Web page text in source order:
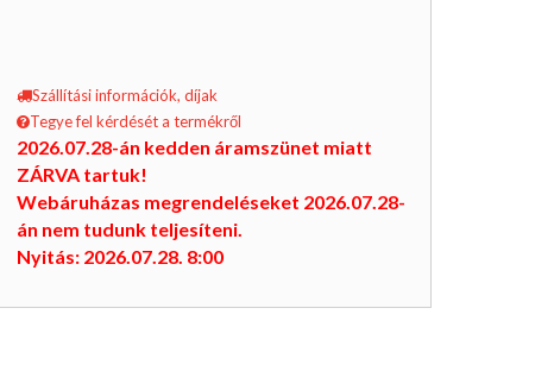
Szállítási információk, díjak
Tegye fel kérdését a termékről
2026.07.28-án kedden áramszünet miatt
ZÁRVA tartuk!
Webáruházas megrendeléseket 2026.07.28-
án nem tudunk teljesíteni.
Nyitás: 2026.07.28. 8:00